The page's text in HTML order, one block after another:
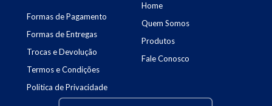
Formas de Pagamento
Formas de Entregas
Trocas e Devolução
Termos e Condições
Politica de Privacidade
Home
Quem Somos
Produtos
Fale Conosco